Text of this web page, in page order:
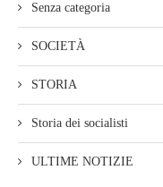
Senza categoria
SOCIETÀ
STORIA
Storia dei socialisti
ULTIME NOTIZIE